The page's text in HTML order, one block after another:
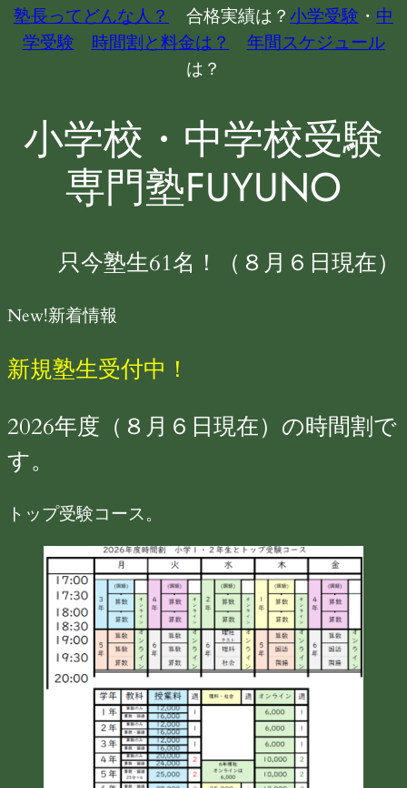
塾長ってどんな人？ 合格実績は？小学受験 ・ 中
学受験
時間割と料金は？
年間スケジュール
は？
小学校・中学校受験
専門塾FUYUNO
只今塾生61名！（８月６日現在）
New!新着情報
新規塾生受付中！
2026年度（８月６日現在）の時間割で
す。
トップ受験コース。